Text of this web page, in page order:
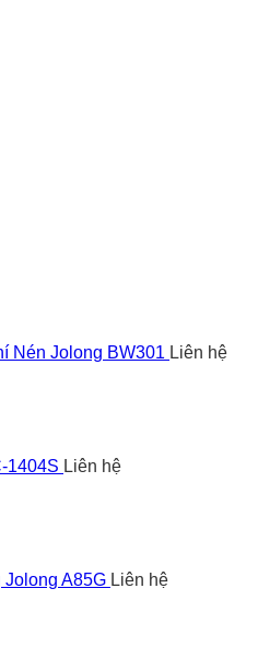
Nén Jolong BW301 Liên hệ
1404S Liên hệ
Jolong A85G Liên hệ